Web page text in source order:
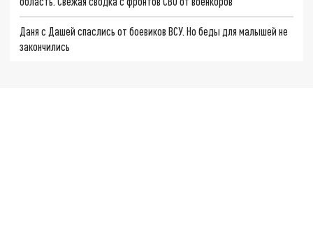
Даня с Дашей спаслись от боевиков ВСУ. Но беды для малышей не
закончились